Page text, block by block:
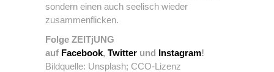
sondern einen auch seelisch wieder
zusammenflicken.
Folge ZEITjUNG
auf Facebook, Twitter und Instagram!
Bildquelle: Unsplash; CCO-Lizenz